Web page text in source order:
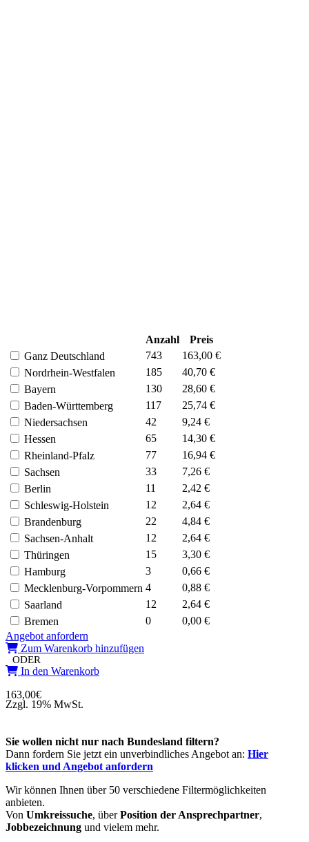
Anzahl
Preis
Ganz Deutschland
743
163,00 €
Nordrhein-Westfalen
185
40,70 €
Bayern
130
28,60 €
Baden-Württemberg
117
25,74 €
Niedersachsen
42
9,24 €
Hessen
65
14,30 €
Rheinland-Pfalz
77
16,94 €
Sachsen
33
7,26 €
Berlin
11
2,42 €
Schleswig-Holstein
12
2,64 €
Brandenburg
22
4,84 €
Sachsen-Anhalt
12
2,64 €
Thüringen
15
3,30 €
Hamburg
3
0,66 €
Mecklenburg-Vorpommern 4
0,88 €
Saarland
12
2,64 €
Bremen
0
0,00 €
Angebot anfordern
Zum Warenkorb hinzufügen
ODER
In den Warenkorb
163,00€
Zzgl. 19% MwSt.
Sie wollen nicht nur nach Bundesland filtern?
Dann fordern Sie jetzt ein unverbindliches Angebot an: Hier
klicken und Angebot anfordern
Wir können Ihnen über 50 verschiedene Filtermöglichkeiten
anbieten.
Von Umkreissuche, überPosition der Ansprechpartner,
Jobbezeichnung und vielem mehr.